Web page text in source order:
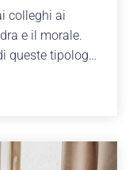
colleghi ai
e il morale.
queste tipologie